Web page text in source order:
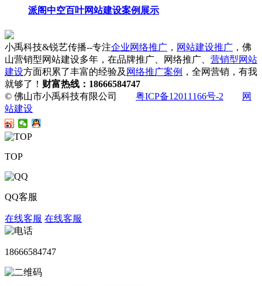
派阁中空百叶网站建设案例展示
小禹科技&锐艺传播--专注企业网络推广 ， 网站建设推广 ，佛
山营销型网站建设多年，在品牌推广、网络推广、 营销型网站
建设方面积累了丰富的经验及 网络推广案例 ，全网营销，有我
就够了！ 财富热线：18666584747
© 佛山市小禹科技有限公司 粤ICP备12011166号-2
网
站建设
TOP
QQ客服
在线客服 在线客服
18666584747